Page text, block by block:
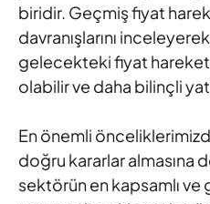
biridir. Geçmiş fiyat
davranışlarını
gelecekteki fiyat
olabilir ve daha bilinçli
En önemli
doğru kararlar almasına
sektörün en kapsamlı ve